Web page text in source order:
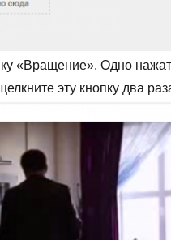
«Вращение». Одно
эту кнопку два